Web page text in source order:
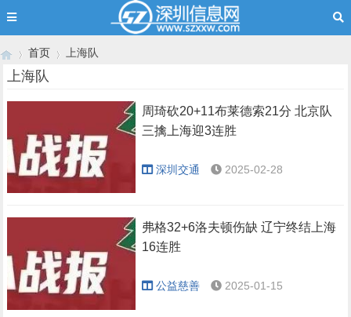
首页 上海队
上海队
周琦砍20+11布莱德索21分 北京队
三擒上海迎3连胜
深圳交通 2025-02-28
弗格32+6洛夫顿伤缺 辽宁终结上海
16连胜
公益慈善 2025-01-15